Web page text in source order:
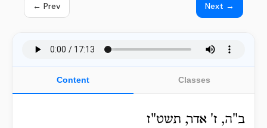
← Prev Next →
Content Classes
ב"ה, ז' אדר, תשט"ז